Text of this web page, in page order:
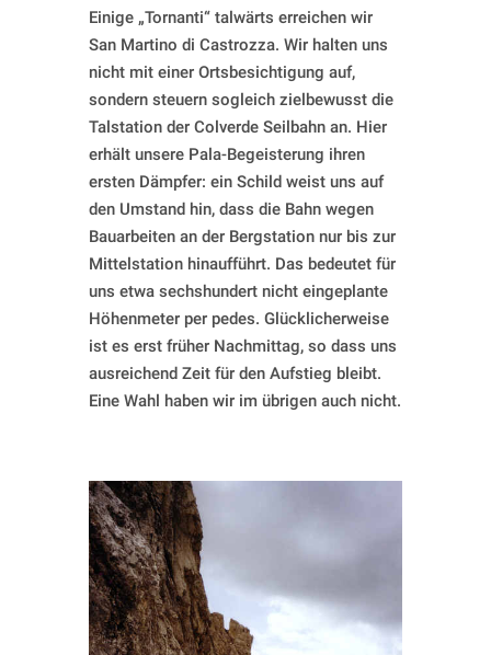
Einige „Tornanti“ talwärts erreichen wir
San Martino di Castrozza. Wir halten uns
nicht mit einer Ortsbesichtigung auf,
sondern steuern sogleich zielbewusst die
Talstation der Colverde Seilbahn an. Hier
erhält unsere Pala-Begeisterung ihren
ersten Dämpfer: ein Schild weist uns auf
den Umstand hin, dass die Bahn wegen
Bauarbeiten an der Bergstation nur bis zur
Mittelstation hinaufführt. Das bedeutet für
uns etwa sechshundert nicht eingeplante
Höhenmeter per pedes. Glücklicherweise
ist es erst früher Nachmittag, so dass uns
ausreichend Zeit für den Aufstieg bleibt.
Eine Wahl haben wir im übrigen auch nicht.